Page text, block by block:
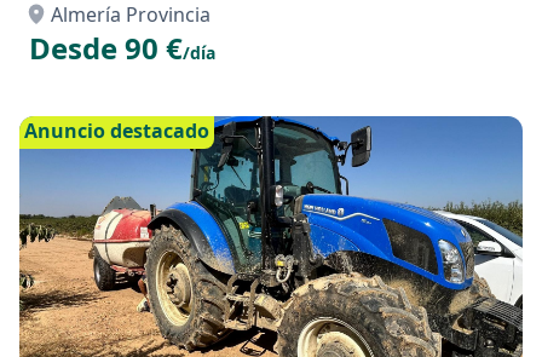
Almería Provincia
Desde 90 €/día
Anuncio destacado